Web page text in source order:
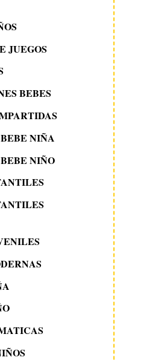
JUEGOS
BEBES
NIÑA
NIÑO